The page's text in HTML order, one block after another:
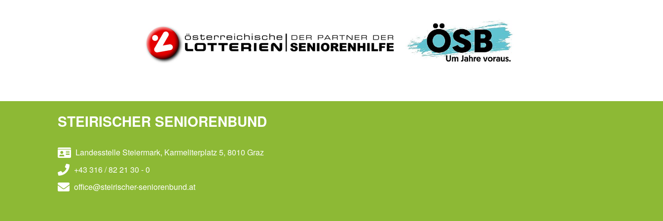
STEIRISCHER SENIORENBUND
Landesstelle Steiermark, Karmeliterplatz 5, 8010 Graz
+43 316 / 82 21 30 - 0
office@steirischer-seniorenbund.at